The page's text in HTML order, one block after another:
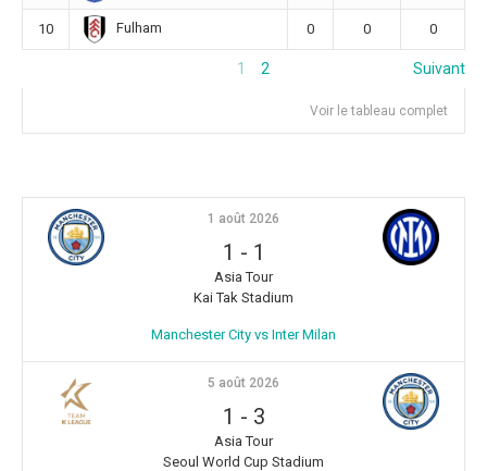
10 Fulham 0 0 0
1 2 Suivant
Voir le tableau complet
1 août 2026
1 - 1
Asia Tour
Kai Tak Stadium
Manchester City vs Inter Milan
5 août 2026
1 - 3
Asia Tour
Seoul World Cup Stadium